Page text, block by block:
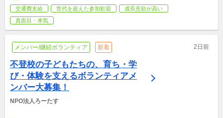
交通費支給 世代を超えた参加歓迎
成長意欲が高い
真面目・本気
メンバー/継続ボランティア 新着 2日前
不登校の子どもたちの、育ち・学
び・体験を支えるボランティアメ
ンバー大募集！
NPO法人ろーたす